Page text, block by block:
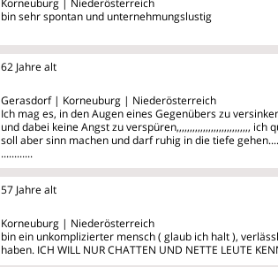
Korneuburg | Niederösterreich
bin sehr spontan und unternehmungslustig
62 Jahre alt
Gerasdorf | Korneuburg | Niederösterreich
Ich mag es, in den Augen eines Gegenübers zu
und dabei keine Angst zu verspüren,,,,,,,,,,,,,,,,,,,,,,,,,,,,
soll aber sinn machen und darf ruhig in die tiefe
............
57 Jahre alt
Korneuburg | Niederösterreich
bin ein unkomplizierter mensch ( glaub ich halt ),
haben. ICH WILL NUR CHATTEN UND NETTE LEUTE